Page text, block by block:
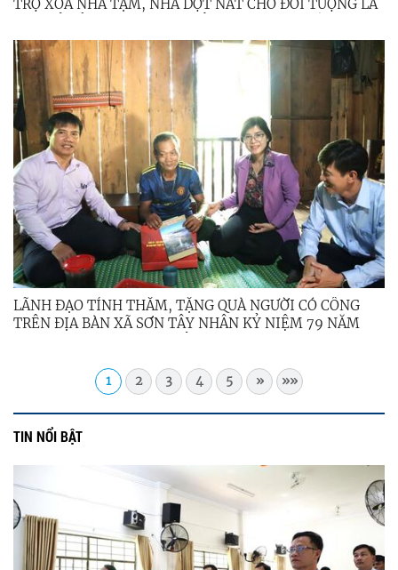
TRỢ XÓA NHÀ TẠM, NHÀ DỘT NÁT CHO ĐỐI TƯỢNG LÀ
NHIỄM CHẤT ĐỘC HÓA HỌC
LÃNH ĐẠO TỈNH THĂM, TẶNG QUÀ NGƯỜI CÓ CÔNG
TRÊN ĐỊA BÀN XÃ SƠN TÂY NHÂN KỶ NIỆM 79 NĂM
1 2 3 4 5 » »»
TIN NỔI BẬT